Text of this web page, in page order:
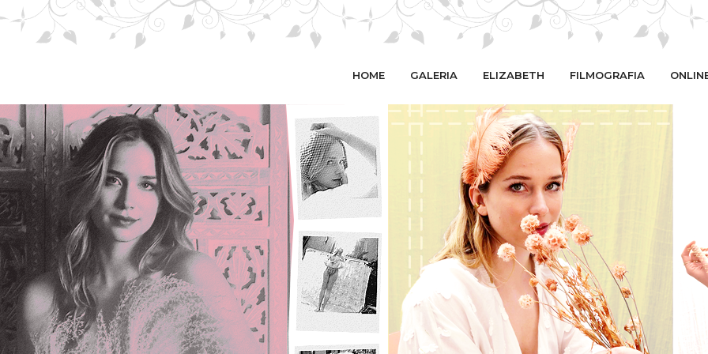
HOME GALERIA ELIZABETH FILMOGRAFIA